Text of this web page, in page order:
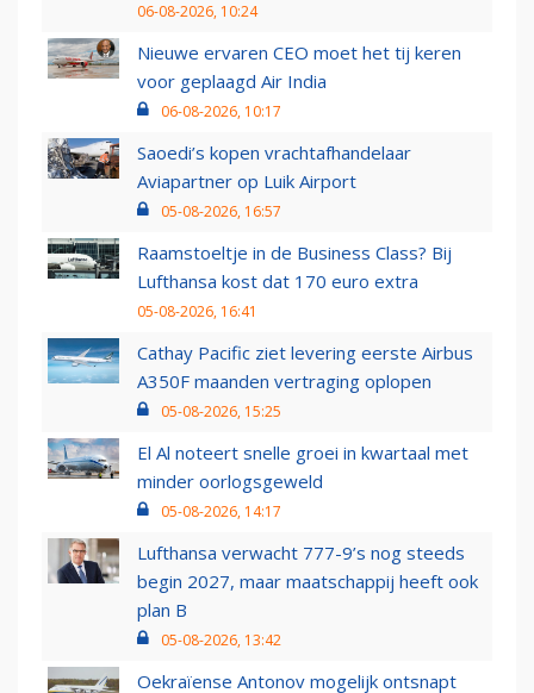
06-08-2026, 10:24
Nieuwe ervaren CEO moet het tij keren
voor geplaagd Air India
06-08-2026, 10:17
Saoedi’s kopen vrachtafhandelaar
Aviapartner op Luik Airport
05-08-2026, 16:57
Raamstoeltje in de Business Class? Bij
Lufthansa kost dat 170 euro extra
05-08-2026, 16:41
Cathay Pacific ziet levering eerste Airbus
A350F maanden vertraging oplopen
05-08-2026, 15:25
El Al noteert snelle groei in kwartaal met
minder oorlogsgeweld
05-08-2026, 14:17
Lufthansa verwacht 777-9’s nog steeds
begin 2027, maar maatschappij heeft ook
plan B
05-08-2026, 13:42
Oekraïense Antonov mogelijk ontsnapt